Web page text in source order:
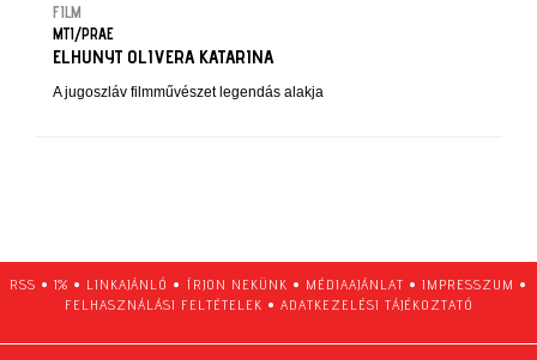
FILM
MTI/PRAE
ELHUNYT OLIVERA KATARINA
A jugoszláv filmművészet legendás alakja
RSS • 1% • LINKAJÁNLÓ • ÍRJON NEKÜNK • MÉDIAAJÁNLAT • IMPRESSZUM •
FELHASZNÁLÁSI FELTÉTELEK • ADATKEZELÉSI TÁJÉKOZTATÓ